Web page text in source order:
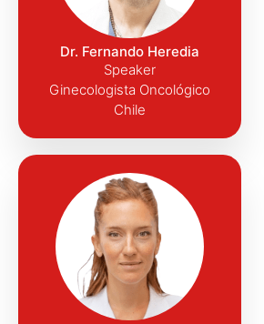
Dr. Fernando Heredia
Speaker
Ginecologista Oncológico
Chile